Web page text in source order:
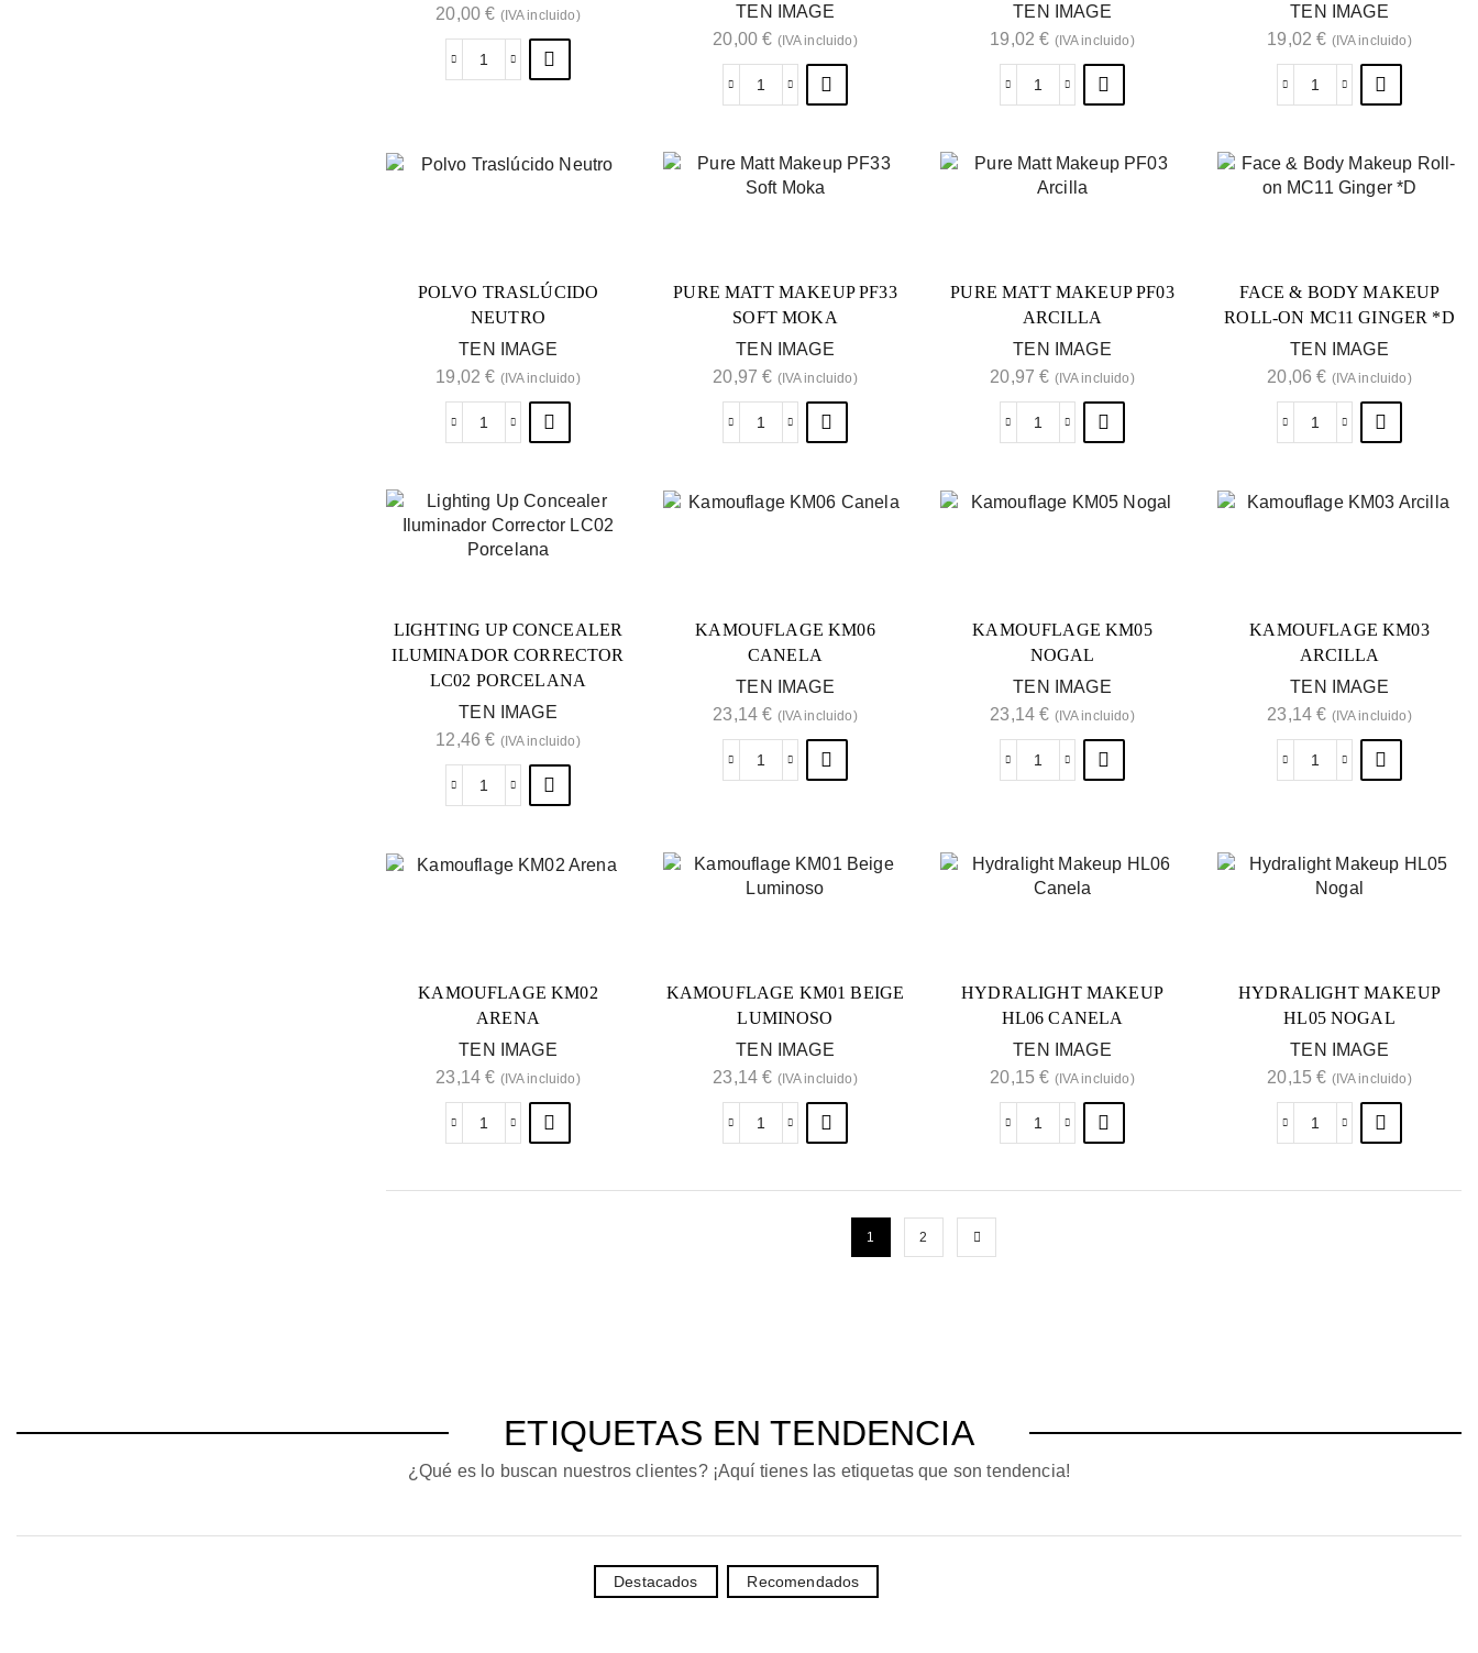
20,00€ (IVA incluido)
TEN IMAGE
20,00€ (IVA incluido)
TEN IMAGE
19,02€ (IVA incluido)
TEN IMAGE
19,02€ (IVA incluido)
POLVO TRASLÚCIDO
NEUTRO
TEN IMAGE
19,02€ (IVA incluido)
PURE MATT MAKEUP PF33
SOFT MOKA
TEN IMAGE
20,97€ (IVA incluido)
PURE MATT MAKEUP PF03
ARCILLA
TEN IMAGE
20,97€ (IVA incluido)
FACE & BODY MAKEUP
ROLL-ON MC11 GINGER *D
TEN IMAGE
20,06€ (IVA incluido)
LIGHTING UP CONCEALER
ILUMINADOR CORRECTOR
LC02 PORCELANA
TEN IMAGE
12,46€ (IVA incluido)
KAMOUFLAGE KM06
CANELA
TEN IMAGE
23,14€ (IVA incluido)
KAMOUFLAGE KM05
NOGAL
TEN IMAGE
23,14€ (IVA incluido)
KAMOUFLAGE KM03
ARCILLA
TEN IMAGE
23,14€ (IVA incluido)
KAMOUFLAGE KM02
ARENA
TEN IMAGE
23,14€ (IVA incluido)
KAMOUFLAGE KM01 BEIGE
LUMINOSO
TEN IMAGE
23,14€ (IVA incluido)
HYDRALIGHT MAKEUP
HL06 CANELA
TEN IMAGE
20,15€ (IVA incluido)
HYDRALIGHT MAKEUP
HL05 NOGAL
TEN IMAGE
20,15€ (IVA incluido)
1 2
ETIQUETAS EN TENDENCIA
¿Qué es lo buscan nuestros clientes? ¡Aquí tienes las etiquetas que son tendencia!
Destacados Recomendados